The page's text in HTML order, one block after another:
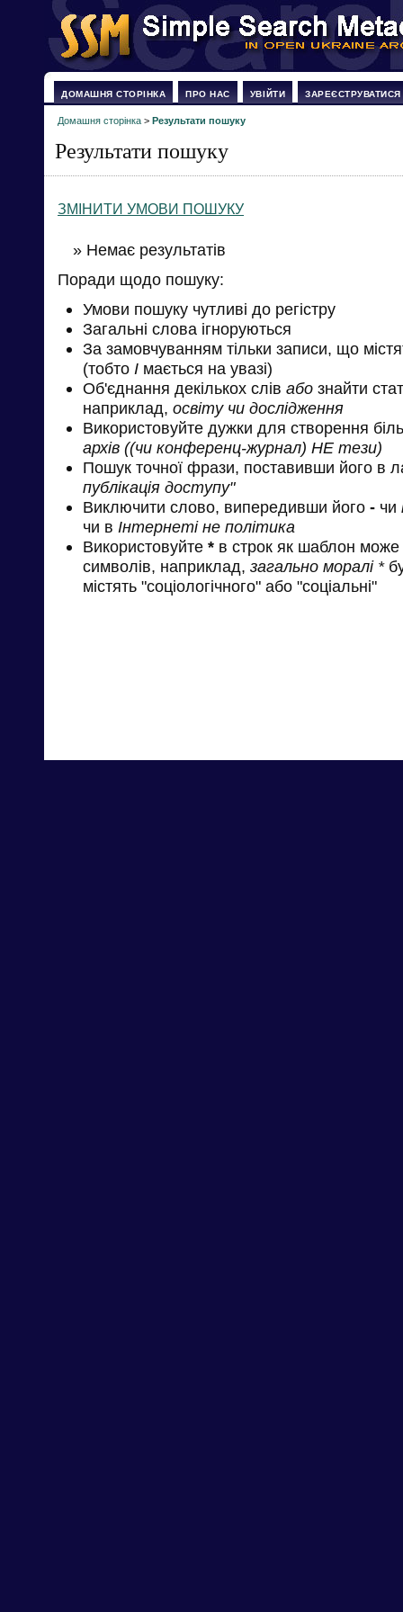
ДОМАШНЯ СТОРІНКА ПРО НАС УВІЙТИ ЗАРЕЄСТРУВАТИСЯ
Домашня сторінка > Результати пошуку
Результати пошуку
ЗМІНИТИ УМОВИ ПОШУКУ
» Немає результатів
Поради щодо пошуку:
Умови пошуку чутливі до регістру
Загальні слова ігноруються
За замовчуванням тільки записи, що
(тобто І мається на увазі)
Об'єднання декількох слів або знайти
наприклад, освіту чи дослідження
Використовуйте дужки для створення
архів ((чи конференц-журнал) НЕ тези)
Пошук точної фрази, поставивши його в
публікація доступу"
Виключити слово, випередивши його - чи
чи в Інтернеті не політика
Використовуйте * в строк як шаблон може
символів, наприклад, загально моралі *
містять "соціологічного" або "соціальні"